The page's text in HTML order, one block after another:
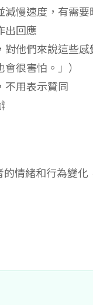
慢速度，有需
出回應
他們來說這些
很害怕。」）
不用表示贊同
情緒和行為變